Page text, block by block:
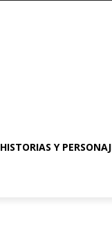
HISTORIAS Y